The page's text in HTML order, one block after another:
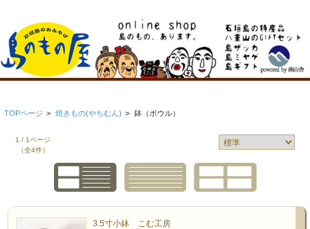
TOPページ > 焼きもの(やちむん) > 鉢（ボウル）
1 / 1ページ
（全4件）
3.5寸小鉢 こむ工房